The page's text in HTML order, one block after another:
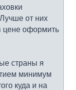
от них
цене оформить
страны я
минимум
куда и на